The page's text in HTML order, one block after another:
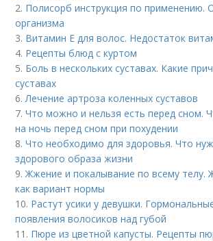
2. Полисорб инструкция по применению.
организма
3. Витамин Е для волос. Недостаток
4. Рецепты блюд с куртом
5. Боль в нескольких суставах. Какие
суставах
6. Лечение артроза коленных суставов
7.Что можно и нельзя есть перед сном.
на ночь перед сном при похудении
8.Что необходимо для здоровья. Что
здорового образа жизни
9.Жжение и покалывание по всему телу.
как вариант нормы
10. Растут усики у девушки.
появления волосиков над губой
11. Пюре из цветной капусты. Рецепты